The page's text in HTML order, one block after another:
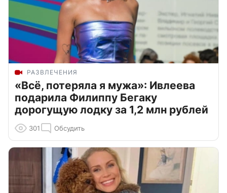
РАЗВЛЕЧЕНИЯ
«Всё, потеряла я мужа»: Ивлеева
подарила Филиппу Бегаку
дорогущую лодку за 1,2 млн рублей
301 Обсудить